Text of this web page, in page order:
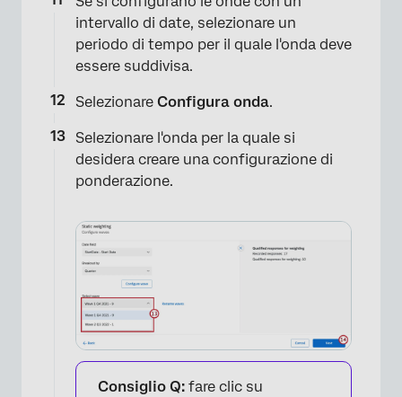
×
intervallo di date, selezionare ​​un
periodo di tempo per il quale l'onda deve
essere suddivisa.
Selezionare Configura onda.
Selezionare l'onda per la quale si
desidera creare una configurazione di
ponderazione.
Consiglio Q: fare clic su